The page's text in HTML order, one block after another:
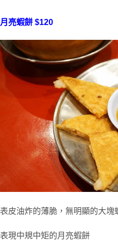
月亮蝦餅 $120
表皮油炸的薄脆，無明顯的大塊
表現中規中矩的月亮蝦餅